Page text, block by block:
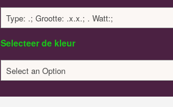
Type: .; Grootte: .x.x.; . Watt:;
Selecteer de kleur
Select an Option